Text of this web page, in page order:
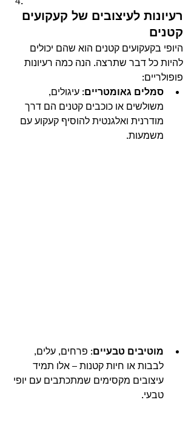
רעיונות לעיצובים של קעקועים
קטנים
היופי בקעקועים קטנים הוא שהם יכולים
להיות כל דבר שתרצה. הנה כמה רעיונות
פופולריים:
סמלים גאומטריים: עיגולים,
משולשים או כוכבים קטנים הם דרך
מודרנית ואלגנטית להוסיף קעקוע עם
משמעות.
מוטיבים טבעיים: פרחים, עלים,
לבבות או חיות קטנות – אלו תמיד
עיצובים מקסימים שמתכתבים עם יופי
טבעי.